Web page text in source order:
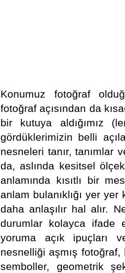
Konumuz fotoğraf
fotoğraf açısından da
bir kutuya aldığımız
gördüklerimizin belli
nesneleri tanır, tanımlar
da, aslında kesitsel
anlamında kısıtlı bir
anlam bulanıklığı yer
daha anlaşılır hal alır.
durumlar kolayca ifade
yoruma açık ipuçları
nesnelliği aşmış
semboller, geometrik